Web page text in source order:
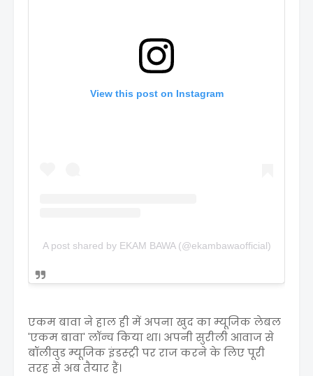
View this post on Instagram
A post shared by EKAM BAWA (@ekambawaofficial)
एकम बावा ने हाल ही में अपना खुद का म्यूजिक लेबल
'एकम बावा' लॉन्च किया था। अपनी सुरीली आवाज से
बॉलीवुड म्यूजिक इंडस्ट्री पर राज करने के लिए पूरी
तरह से अब तैयार हैं।